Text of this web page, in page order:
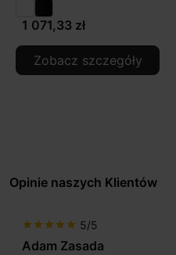
1 071,33 zł
Zobacz szczegóły
Opinie naszych Klientów
star star star star star 5/5
Adam Zasada